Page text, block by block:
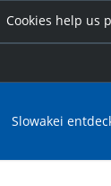
Cookies help us
Slowakei